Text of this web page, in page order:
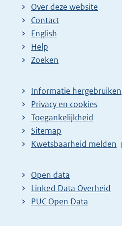
Over deze website
Contact
English
Help
Zoeken
Informatie hergebruiken
Privacy en cookies
Toegankelijkheid
Sitemap
E
t
e
r
Kwetsbaarheid melden
Open data
Linked Data Overheid
PUC Open Data